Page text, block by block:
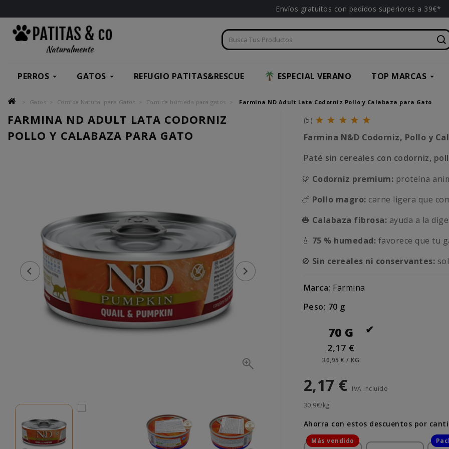
Envíos gratuitos con pedidos superiores a 39€*
PERROS GATOS REFUGIO PATITAS&RESCUE ESPECIAL VERANO TOP MARCAS
Gatos Comida Natural para Gatos Comida húmeda para gatos Farmina ND Adult Lata Codorniz Pollo y Calabaza para Gato
FARMINA ND ADULT LATA CODORNIZ
POLLO Y CALABAZA PARA GATO
(5)
Farmina N&D Codorniz, Pollo y
Paté sin cereales con codorniz,
🦃 Codorniz premium: proteína
🍗 Pollo magro: carne ligera que
🎃 Calabaza fibrosa: ayuda a la
💧 75 % humedad: favorece que tu
🚫 Sin cereales ni conservantes:
Marca: Farmina
Peso: 70 g
70 G
2,17 €
30,95 € / KG
2,17 € IVA incluido
30,9€/kg
Ahorra con estos descuentos por